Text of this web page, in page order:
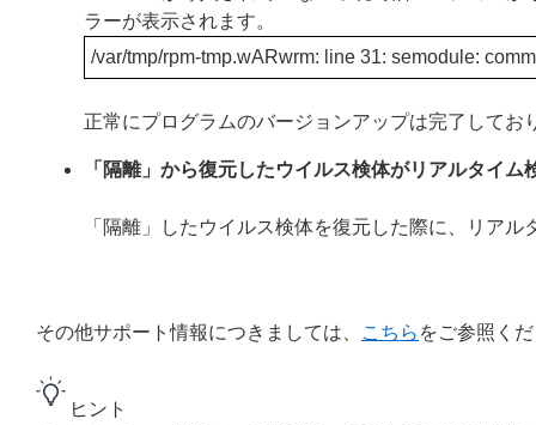
ラーが表示されます。
/var/tmp/rpm-tmp.wARwrm: line 31: semodule:
正常にプログラムのバージョンアップは完了して
「隔離」から復元したウイルス検体がリアルタイム
「隔離」したウイルス検体を復元した際に、リア
その他サポート情報につきましては、 こちら をご参照く
ヒント